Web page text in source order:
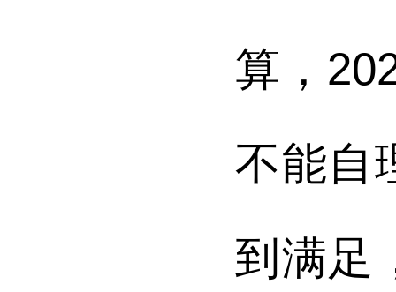
算，
不能自
到满足